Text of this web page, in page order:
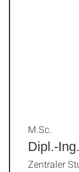
Dipl.-
M.Sc.
Zentraler